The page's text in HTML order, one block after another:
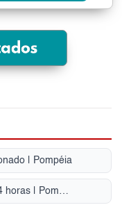
| Pompéia
Alugar Apartamento com portaria 24 horas | Pompéia